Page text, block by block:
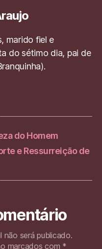
dI
n
er
marido fiel e
do sétimo dia, pai de
do Homem
e Ressurreição de
não será publicado.
marcados com *